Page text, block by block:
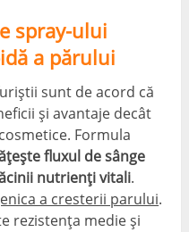
spray-ului
a părului
sunt de acord că
și avantaje decât
Formula
fluxul de sânge
nutrienți vitali.
a cresterii parului.
rezistența medie și